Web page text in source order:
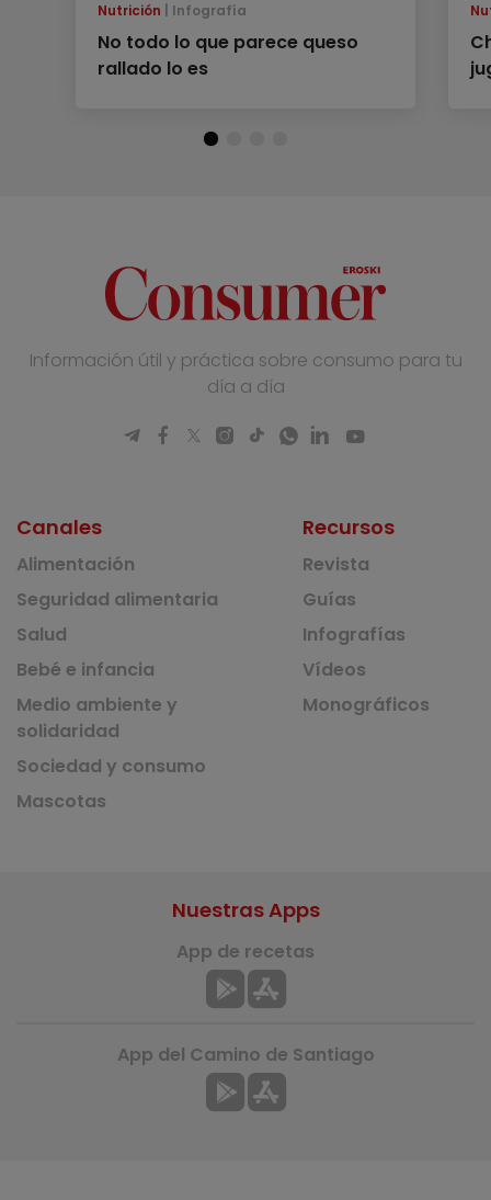
Nutrición Infografía
No todo lo que parece queso
rallado lo es
Información útil y práctica sobre consumo para tu
día a día
Canales
Alimentación
Seguridad alimentaria
Salud
Bebé e infancia
Medio ambiente y
solidaridad
Sociedad y consumo
Mascotas
Recursos
Revista
Guías
Infografías
Vídeos
Monográficos
Nuestras Apps
App de recetas
App del Camino de Santiago